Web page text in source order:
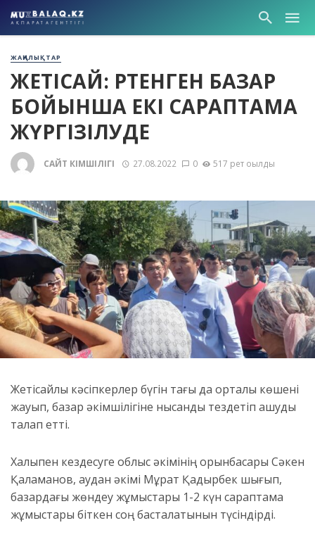
ЖАҢАЛЫҚТАР
ЖЕТІСАЙ: ӨРТЕНГЕН БАЗАР
БОЙЫНША ЕКІ САРАПТАМА
ЖҮРГІЗІЛУДЕ
САЙТ ӘКІМШІЛІГІ 27.08.2022 0 517 рет оқылды
Жетісайлық кәсіпкерлер бүгін тағы да орталық көшені
жауып, базар әкімшілігіне нысанды тездетіп ашуды
талап етті.
Халықпен кездесуге облыс әкімінің орынбасары Сәкен
Қалқаманов, аудан әкімі Мұрат Қадырбек шығып,
базардағы жөндеу жұмыстары 1-2 күн сараптама
жұмыстары біткен соң басталатынын түсіндірді.